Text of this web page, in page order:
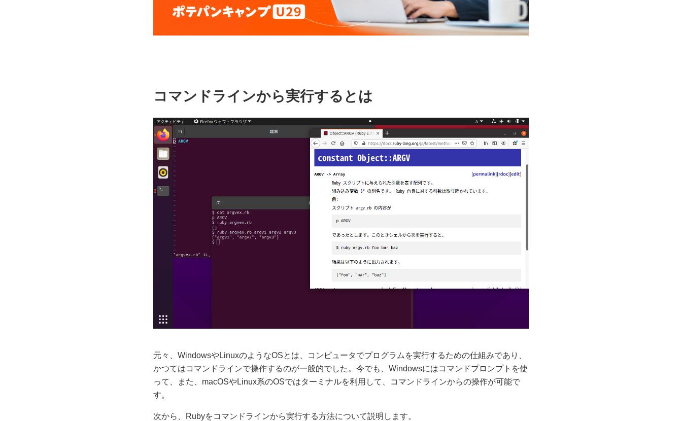
コマンドラインから実行するとは
元々、WindowsやLinuxのようなOSとは、コンピュータでプログラムを実行するための仕組みであり、
かつてはコマンドラインで操作するのが一般的でした。今でも、Windowsにはコマンドプロンプトを使
って、また、macOSやLinux系のOSではターミナルを利用して、コマンドラインからの操作が可能で
す。
次から、Rubyをコマンドラインから実行する方法について説明します。